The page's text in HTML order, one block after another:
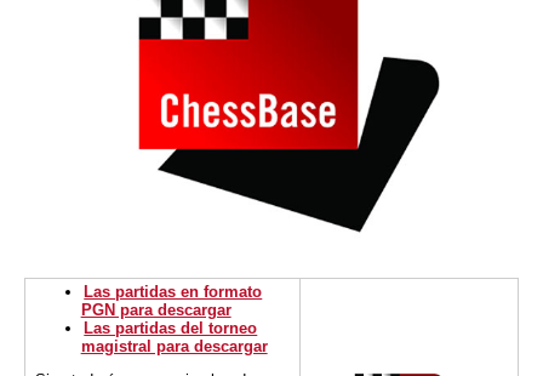
Las partidas en formato
PGN para descargar
Las partidas del torneo
magistral para descargar